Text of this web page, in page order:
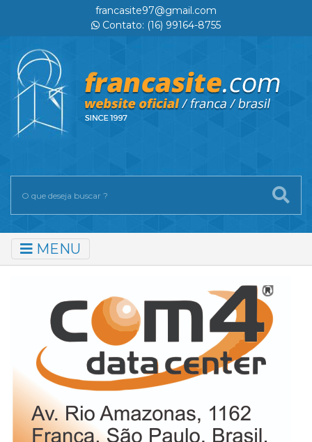
francasite97@gmail.com
Contato: (16) 99164-8755
MENU